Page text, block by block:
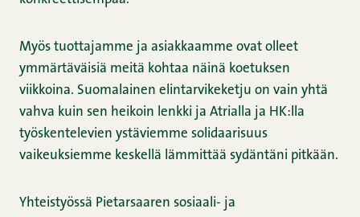
Myös tuottajamme ja asiakkaamme ovat olleet
ymmärtäväisiä meitä kohtaa näinä koetuksen
viikkoina. Suomalainen elintarvikeketju on vain yhtä
vahva kuin sen heikoin lenkki ja Atrialla ja HK:lla
työskentelevien ystäviemme solidaarisuus
vaikeuksiemme keskellä lämmittää sydäntäni pitkään.
Yhteistyössä Pietarsaaren sosiaali- ja